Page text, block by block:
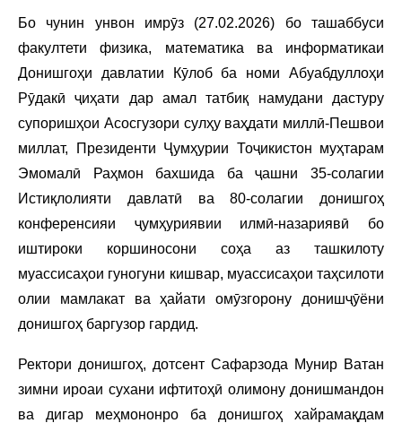
Бо чунин унвон имрӯз (27.02.2026) бо ташаббуси
факултети физика, математика ва информатикаи
Донишгоҳи давлатии Кӯлоб ба номи Абуабдуллоҳи
Рӯдакӣ ҷиҳати дар амал татбиқ намудани дастуру
супоришҳои Асосгузори сулҳу ваҳдати миллӣ-Пешвои
миллат, Президенти Ҷумҳурии Тоҷикистон муҳтарам
Эмомалӣ Раҳмон бахшида ба ҷашни 35-солагии
Истиқлолияти давлатӣ ва 80-солагии донишгоҳ
конференсияи ҷумҳуриявии илмӣ-назариявӣ бо
иштироки коршиносони соҳа аз ташкилоту
муассисаҳои гуногуни кишвар, муассисаҳои таҳсилоти
олии мамлакат ва ҳайати омӯзгорону донишҷӯёни
донишгоҳ баргузор гардид.
Ректори донишгоҳ, дотсент Сафарзода Мунир Ватан
зимни ироаи сухани ифтитоҳӣ олимону донишмандон
ва дигар меҳмононро ба донишгоҳ хайрамақдам